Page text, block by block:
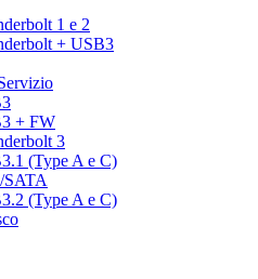
1 e 2
+ USB3
+ FW
3
(Type A e C)
SATA
(Type A e C)